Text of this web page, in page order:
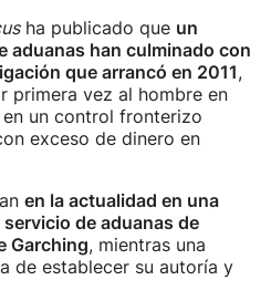
ha publicado que un
aduanas han culminado con
que arrancó en 2011,
primera vez al hombre en
un control fronterizo
exceso de dinero en
en la actualidad en una
de aduanas de
Garching, mientras una
de establecer su autoría y